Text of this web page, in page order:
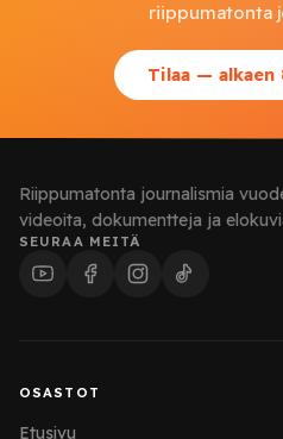
riippumatonta
Tilaa — alkaen
Riippumatonta journalismia
videoita, dokumentteja ja
SEURAA MEITÄ
OSASTOT
Etusivu